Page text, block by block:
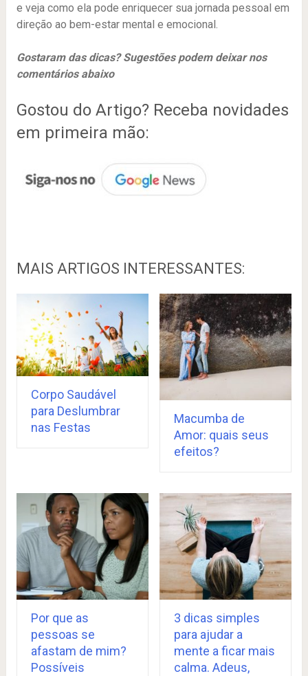
e veja como ela pode enriquecer sua jornada pessoal em
direção ao bem-estar mental e emocional.
Gostaram das dicas? Sugestões podem deixar nos
comentários abaixo
Gostou do Artigo? Receba novidades
em primeira mão:
MAIS ARTIGOS INTERESSANTES:
Corpo Saudável
para Deslumbrar
nas Festas
Macumba de
Amor: quais seus
efeitos?
Por que as
pessoas se
afastam de mim?
Possíveis
3 dicas simples
para ajudar a
mente a ficar mais
calma. Adeus,